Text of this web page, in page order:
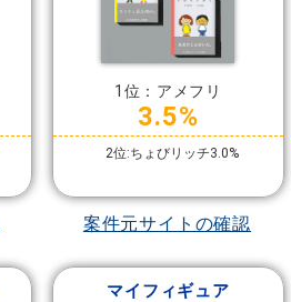
1位：アメフリ
3.5%
2位:ちょびリッチ3.0%
案件元サイトの確認
マイフィギュア